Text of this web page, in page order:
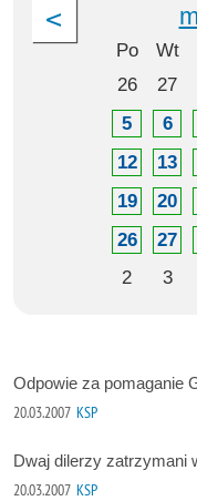
Po Wt
26
27
5
6
12
13
19
20
26
27
2
3
Odpowie za pomaganie
20.03.2007 KSP
Dwaj dilerzy zatrzymani
20.03.2007 KSP